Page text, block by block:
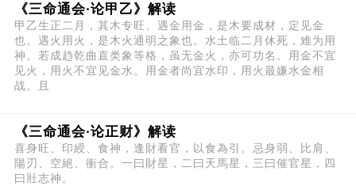
《三命通会·论甲乙》解读
甲乙生正二月，其木专旺。遇金用金，是木要成材，定见金
也。遇火用火，是木火通明之象也。水土临二月休死，难为用
神。若成趋乾曲直类象等格，虽无金火，亦可功名。用金不宜
见火，用火不宜见金水。用金者尚宜水印，用火最嫌水金相
战。且
《三命通会·论正财》解读
喜身旺、印綬、食神，逢財看官，以食為引。忌身弱、比肩、
陽刃、空絕、衝合。一曰財星，二曰天馬星，三曰催官星，四
曰壯志神。